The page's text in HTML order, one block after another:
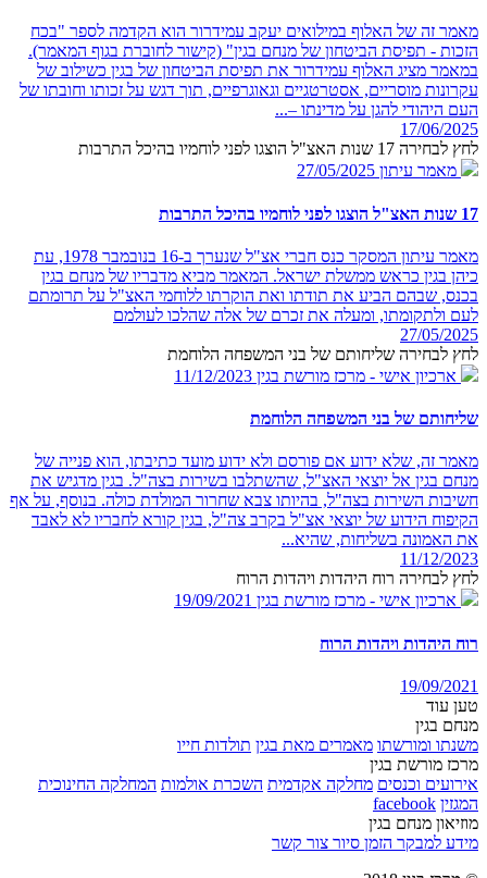
מאמר זה של האלוף במילואים יעקב עמידרור הוא הקדמה לספר "בכח
הזכות - תפיסת הביטחון של מנחם בגין" (קישור לחוברת בגוף המאמר).
במאמר מציג האלוף עמידרור את תפיסת הביטחון של בגין כשילוב של
עקרונות מוסריים, אסטרטגיים וגאוגרפיים, תוך דגש על זכותו וחובתו של
העם היהודי להגן על מדינתו –...
17/06/2025
לחץ לבחירה 17 שנות האצ"ל הוצגו לפני לוחמיו בהיכל התרבות
מאמר עיתון 27/05/2025
17 שנות האצ"ל הוצגו לפני לוחמיו בהיכל התרבות
מאמר עיתון המסקר כנס חברי אצ"ל שנערך ב-16 בנובמבר 1978, עת
כיהן בגין כראש ממשלת ישראל. המאמר מביא מדבריו של מנחם בגין
בכנס, שבהם הביע את תודתו ואת הוקרתו ללוחמי האצ"ל על תרומתם
לעם ולתקומתו, ומעלה את זכרם של אלה שהלכו לעולמם
27/05/2025
לחץ לבחירה שליחותם של בני המשפחה הלוחמת
ארכיון אישי - מרכז מורשת בגין 11/12/2023
שליחותם של בני המשפחה הלוחמת
מאמר זה, שלא ידוע אם פורסם ולא ידוע מועד כתיבתו, הוא פנייה של
מנחם בגין אל יוצאי האצ"ל, שהשתלבו בשירות בצה"ל. בגין מדגיש את
חשיבות השירות בצה"ל, בהיותו צבא שחרור המולדת כולה. בנוסף, על אף
הקיפוח הידוע של יוצאי אצ"ל בקרב צה"ל, בגין קורא לחבריו לא לאבד
את האמונה בשליחות, שהיא...
11/12/2023
לחץ לבחירה רוח היהדות ויהדות הרוח
ארכיון אישי - מרכז מורשת בגין 19/09/2021
רוח היהדות ויהדות הרוח
19/09/2021
טען עוד
מנחם בגין
משנתו ומורשתו מאמרים מאת בגין תולדות חייו
מרכז מורשת בגין
אירועים וכנסים מחלקה אקדמית השכרת אולמות המחלקה החינוכית
המגזין facebook
מוזיאון מנחם בגין
מידע למבקר הזמן סיור צור קשר